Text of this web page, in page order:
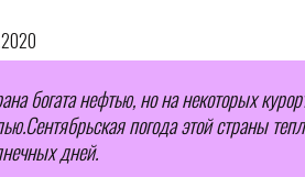
богата нефтью, но на некоторых
погода этой страны
дней.